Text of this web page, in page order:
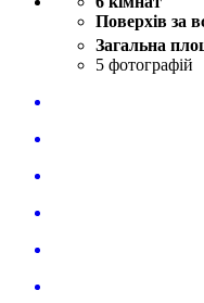
Поверхів за
Загальна
5 фотографій